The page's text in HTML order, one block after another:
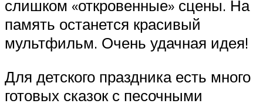
слишком «откровенные» сцены. На
память останется красивый
мультфильм. Очень удачная идея!
Для детского праздника есть много
готовых сказок с песочными